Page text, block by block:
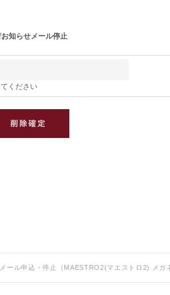
お知らせメール停止
ください
ール申込・停止（MAESTRO2(マエストロ2) メガ